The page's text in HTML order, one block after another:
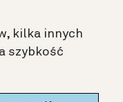
kilka innych
szybkość